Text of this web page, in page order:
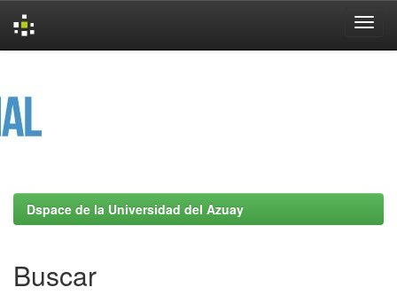
Dspace de la Universidad del Azuay
Buscar